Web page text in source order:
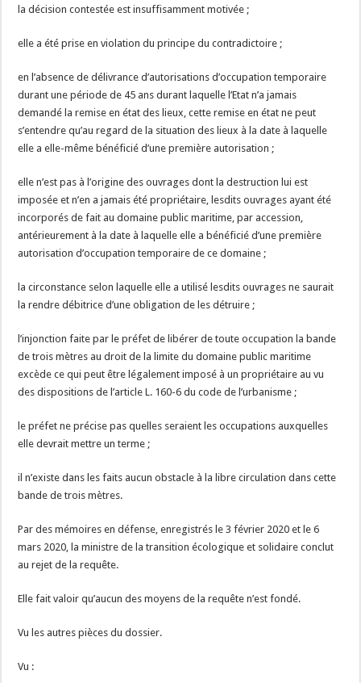
la décision contestée est insuffisamment motivée ;
elle a été prise en violation du principe du contradictoire ;
en l’absence de délivrance d’autorisations d’occupation temporaire
durant une période de 45 ans durant laquelle l’Etat n’a jamais
demandé la remise en état des lieux, cette remise en état ne peut
s’entendre qu’au regard de la situation des lieux à la date à laquelle
elle a elle-même bénéficié d’une première autorisation ;
elle n’est pas à l’origine des ouvrages dont la destruction lui est
imposée et n’en a jamais été propriétaire, lesdits ouvrages ayant été
incorporés de fait au domaine public maritime, par accession,
antérieurement à la date à laquelle elle a bénéficié d’une première
autorisation d’occupation temporaire de ce domaine ;
la circonstance selon laquelle elle a utilisé lesdits ouvrages ne saurait
la rendre débitrice d’une obligation de les détruire ;
l’injonction faite par le préfet de libérer de toute occupation la bande
de trois mètres au droit de la limite du domaine public maritime
excède ce qui peut être légalement imposé à un propriétaire au vu
des dispositions de l’article L. 160-6 du code de l’urbanisme ;
le préfet ne précise pas quelles seraient les occupations auxquelles
elle devrait mettre un terme ;
il n’existe dans les faits aucun obstacle à la libre circulation dans cette
bande de trois mètres.
Par des mémoires en défense, enregistrés le 3 février 2020 et le 6
mars 2020, la ministre de la transition écologique et solidaire conclut
au rejet de la requête.
Elle fait valoir qu’aucun des moyens de la requête n’est fondé.
Vu les autres pièces du dossier.
Vu :